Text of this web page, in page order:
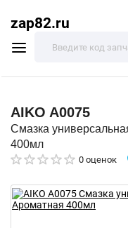
zap82.ru
AIKO A0075
Смазка
400мл
0 оценок